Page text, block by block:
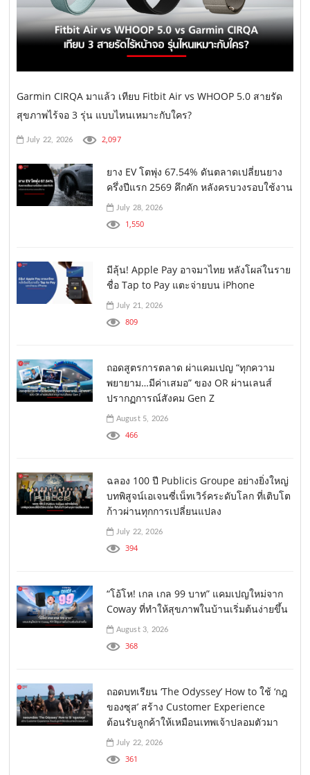
Garmin CIRQA มาแล้ว เทียบ Fitbit Air vs WHOOP 5.0 สายรัด
สุขภาพไร้จอ 3 รุ่น แบบไหนเหมาะกับใคร?
July 22, 2026 2,097
ยาง EV โตพุ่ง 67.54% ดันตลาดเปลี่ยนยาง
ครึ่งปีแรก 2569 คึกคัก หลังครบวงรอบใช้งาน
July 28, 2026
1,550
มีลุ้น! Apple Pay อาจมาไทย หลังโผล่ในราย
ชื่อ Tap to Pay แตะจ่ายบน iPhone
July 21, 2026
809
ถอดสูตรการตลาด ผ่าแคมเปญ “ทุกความ
พยายาม…มีค่าเสมอ” ของ OR ผ่านเลนส์
ปรากฏการณ์สังคม Gen Z
August 5, 2026
466
ฉลอง 100 ปี Publicis Groupe อย่างยิ่งใหญ่
บทพิสูจน์เอเจนซี่เน็ทเวิร์คระดับโลก ที่เติบโต
ก้าวผ่านทุกการเปลี่ยนแปลง
July 22, 2026
394
“โอ้โห! เกล เกล 99 บาท” แคมเปญใหม่จาก
Coway ที่ทำให้สุขภาพในบ้านเริ่มต้นง่ายขึ้น
August 3, 2026
368
ถอดบทเรียน ‘The Odyssey’ How to ใช้ ‘กฎ
ของซุส’ สร้าง Customer Experience
ต้อนรับลูกค้าให้เหมือนเทพเจ้าปลอมตัวมา
July 22, 2026
361